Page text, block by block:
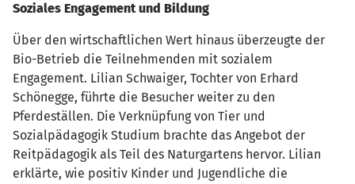
Soziales Engagement und Bildung
Über den wirtschaftlichen Wert hinaus überzeugte der
Bio-Betrieb die Teilnehmenden mit sozialem
Engagement. Lilian Schwaiger, Tochter von Erhard
Schönegge, führte die Besucher weiter zu den
Pferdeställen. Die Verknüpfung von Tier und
Sozialpädagogik Studium brachte das Angebot der
Reitpädagogik als Teil des Naturgartens hervor. Lilian
erklärte, wie positiv Kinder und Jugendliche die